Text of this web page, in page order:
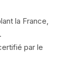
la France,
par le